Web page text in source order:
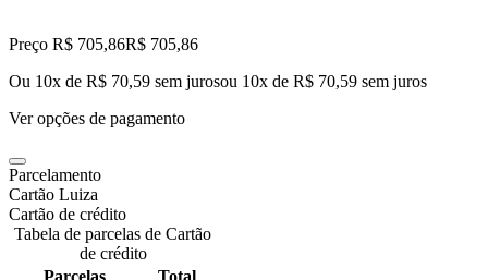
Preço R$ 705,86R$ 705,86
Ou 10x de R$ 70,59 sem jurosou 10x de R$ 70,59 sem juros
Ver opções de pagamento
Parcelamento
Cartão Luiza
Cartão de crédito
Tabela de parcelas de Cartão
de crédito
Parcelas
Total